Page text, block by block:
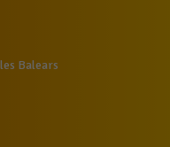
Balears